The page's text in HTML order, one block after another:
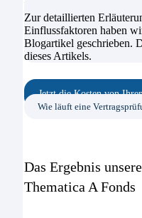
Zur detaillierten
Einflussfaktoren haben
Blogartikel geschrieben.
dieses Artikels.
Jetzt die Kosten von
Wie läuft eine
Das Ergebnis
Thematica A Fonds